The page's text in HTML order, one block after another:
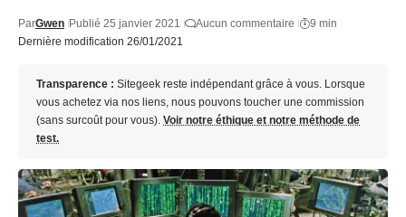
Dernière modification 26/01/2021
ParGwen Publié 25 janvier 2021 Aucun commentaire 9 min
Transparence : Sitegeek reste indépendant grâce à vous. Lorsque
vous achetez via nos liens, nous pouvons toucher une commission
(sans surcoût pour vous). Voir notre éthique et notre méthode de
test.